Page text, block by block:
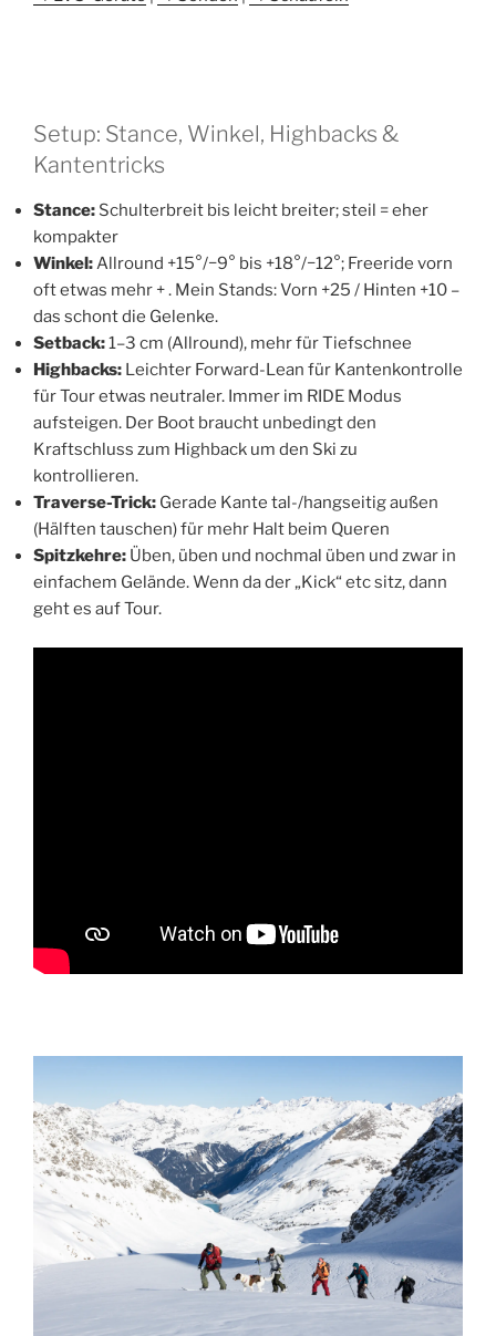
Setup: Stance, Winkel, Highbacks &
Kantentricks
Stance: Schulterbreit bis leicht breiter; steil = eher
kompakter
Winkel:Allround +15°/−9° bis +18°/−12°; Freeride vorn
oft etwas mehr + . Mein Stands: Vorn +25 / Hinten +10 –
das schont die Gelenke.
Setback:1–3 cm (Allround), mehr für Tiefschnee
Highbacks: Leichter Forward-Lean für Kantenkontrolle
für Tour etwas neutraler. Immer im RIDE Modus
aufsteigen. Der Boot braucht unbedingt den
Kraftschluss zum Highback um den Ski zu
kontrollieren.
Traverse-Trick: Gerade Kante tal-/hangseitig außen
(Hälften tauschen) für mehr Halt beim Queren
Spitzkehre: Üben, üben und nochmal üben und zwar in
einfachem Gelände. Wenn da der „Kick“ etc sitz, dann
geht es auf Tour.